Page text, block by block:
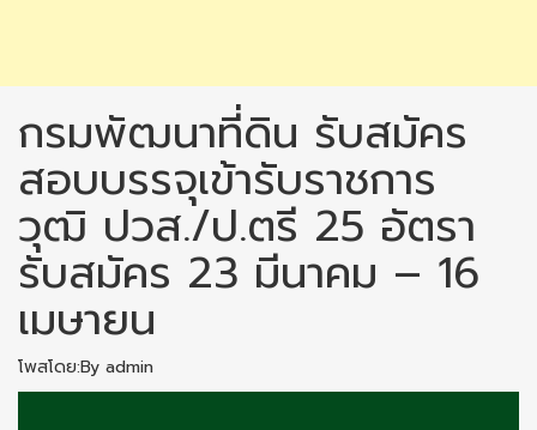
กรมพัฒนาที่ดิน รับสมัคร
สอบบรรจุเข้ารับราชการ
วุฒิ ปวส./ป.ตรี 25 อัตรา
รับสมัคร 23 มีนาคม – 16
เมษายน
โพสโดย:By admin